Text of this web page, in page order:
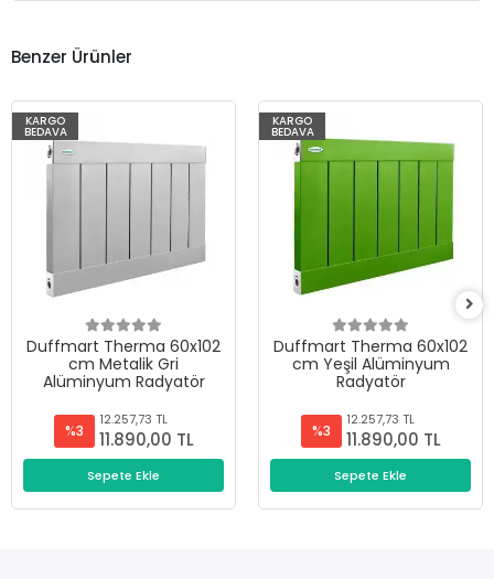
Benzer Ürünler
KARGO
BEDAVA
Duffmart Therma 60x102
cm Metalik Gri
Alüminyum Radyatör
%3
12.257,73 TL
11.890,00 TL
Sepete Ekle
KARGO
BEDAVA
Duffmart Therma 60x102
cm Yeşil Alüminyum
Radyatör
%3
12.257,73 TL
11.890,00 TL
Sepete Ekle